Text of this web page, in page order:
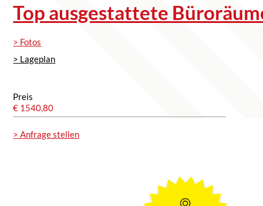
Top ausgestattete
> Fotos
> Lageplan
Preis
€ 1540,80
> Anfrage stellen